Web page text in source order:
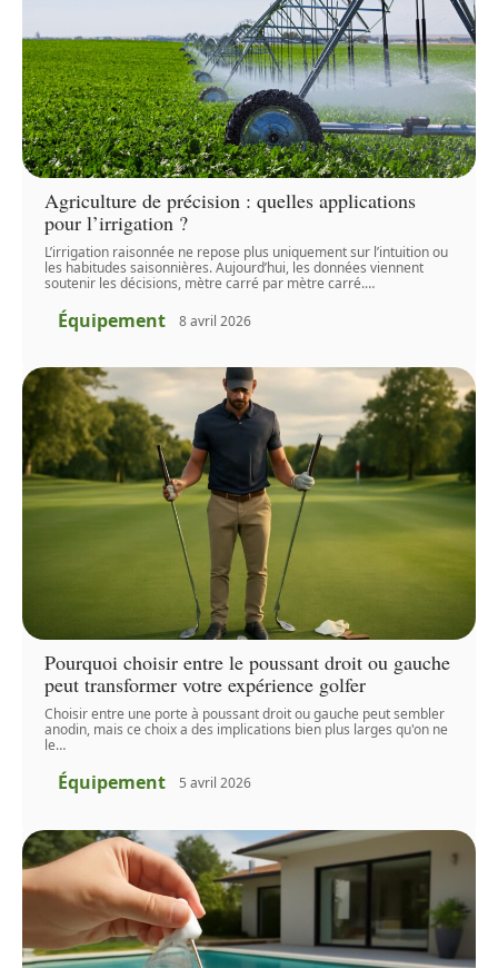
Agriculture de précision : quelles applications
pour l’irrigation ?
L’irrigation raisonnée ne repose plus uniquement sur l’intuition ou
les habitudes saisonnières. Aujourd’hui, les données viennent
soutenir les décisions, mètre carré par mètre carré.…
Équipement 8 avril 2026
Pourquoi choisir entre le poussant droit ou gauche
peut transformer votre expérience golfer
Choisir entre une porte à poussant droit ou gauche peut sembler
anodin, mais ce choix a des implications bien plus larges qu'on ne
le…
Équipement 5 avril 2026